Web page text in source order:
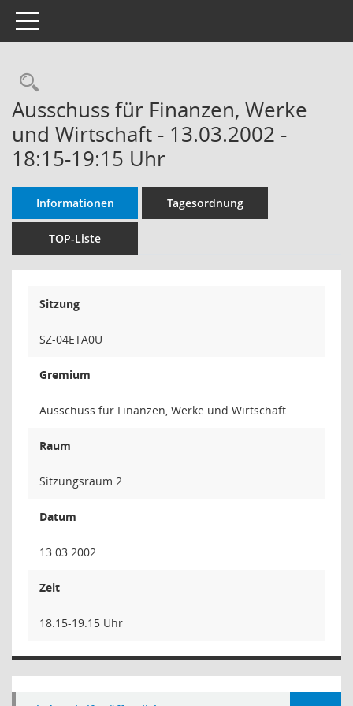
Toggle navigation
Rechercheauswahl
Ausschuss für Finanzen, Werke
und Wirtschaft - 13.03.2002 -
18:15-19:15 Uhr
Informationen Tagesordnung
TOP-Liste
Sitzung
SZ-04ETA0U
Gremium
Ausschuss für Finanzen, Werke und Wirtschaft
Raum
Sitzungsraum 2
Datum
13.03.2002
Zeit
18:15-19:15 Uhr